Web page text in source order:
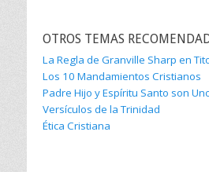
OTROS TEMAS
La Regla de Granville Sharp en
Los 10 Mandamientos Cristianos
Padre Hijo y Espíritu Santo son
Versículos de la Trinidad
Ética Cristiana